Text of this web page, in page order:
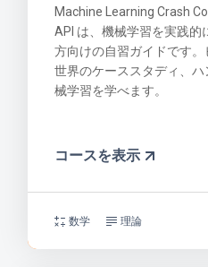
Machine Learning Crash
API は、機械学習を実践的
方向けの自習ガイドです
世界のケーススタディ、
械学習を学べます。
コースを表示
数学 理論